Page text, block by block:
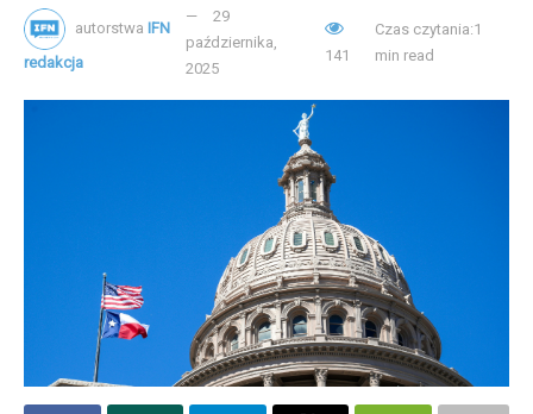
autorstwa IFN
redakcja
29
października,
2025
141
Czas czytania:1
min read